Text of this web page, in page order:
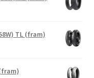
TL (fram)